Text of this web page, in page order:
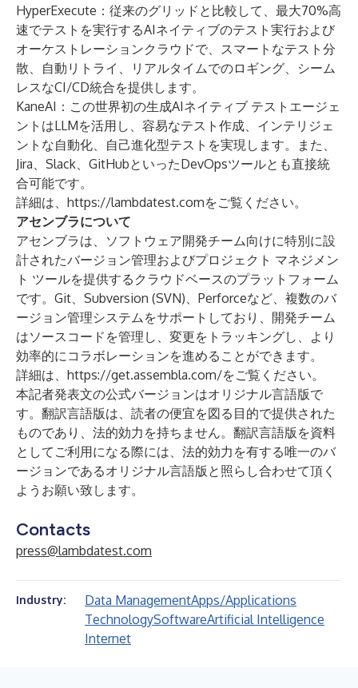
HyperExecute ：従来のグリッドと比較して、最大70%高
速でテストを実行するAIネイティブのテスト実行および
オーケストレーションクラウドで、スマートなテスト分
散、自動リトライ、リアルタイムでのロギング、シーム
レスなCI/CD統合を提供します。
KaneAI ：この世界初の生成AIネイティブ テストエージェ
ントはLLMを活用し、容易なテスト作成、インテリジェ
ントな自動化、自己進化型テストを実現します。また、
Jira、Slack、GitHubといったDevOpsツールとも直接統
合可能です。
詳細は、 https://lambdatest.comをご覧ください。
アセンブラについて
アセンブラは、ソフトウェア開発チーム向けに特別に設
計されたバージョン管理およびプロジェクト マネジメン
ト ツールを提供するクラウドベースのプラットフォーム
です。Git、Subversion (SVN)、Perforceなど、複数のバ
ージョン管理システムをサポートしており、開発チーム
はソースコードを管理し、変更をトラッキングし、より
効率的にコラボレーションを進めることができます。
詳細は、 https://get.assembla.com/をご覧ください。
本記者発表文の公式バージョンはオリジナル言語版で
す。翻訳言語版は、読者の便宜を図る目的で提供された
ものであり、法的効力を持ちません。翻訳言語版を資料
としてご利用になる際には、法的効力を有する唯一のバ
ージョンであるオリジナル言語版と照らし合わせて頂く
ようお願い致します。
Contacts
press@lambdatest.com
Industry: Data ManagementApps/Applications
TechnologySoftwareArtificial Intelligence
Internet